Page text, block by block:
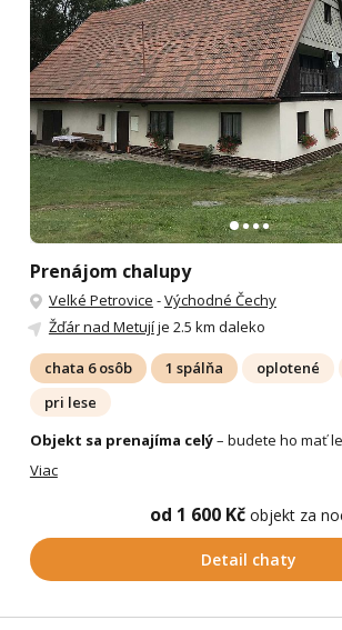
Prenájom chalupy
Velké Petrovice -Východné Čechy
Žďár nad Metujíje 2.5 km daleko
chata 6 osôb 1 spálňa oplotené
pri lese
Objekt sa prenajíma celý– budete ho mať
Viac
od 1 600 Kč objekt za
Detail chaty